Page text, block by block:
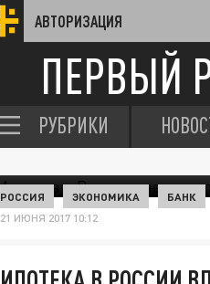
АВТОРИЗАЦИЯ
ПЕРВЫЙ
РУБРИКИ
РОССИЯ ЭКОНОМИКА БАНК
21 ИЮНЯ 2017 10:12